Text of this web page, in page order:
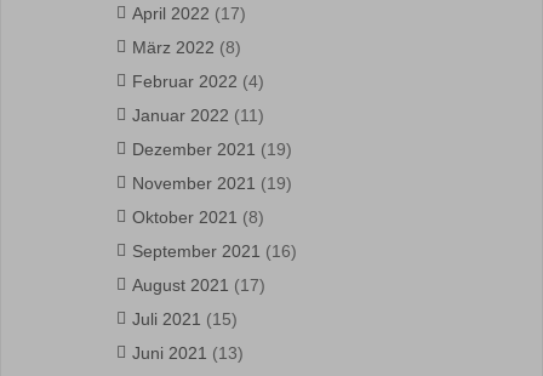
April 2022 (17)
März 2022 (8)
Februar 2022 (4)
Januar 2022 (11)
Dezember 2021 (19)
November 2021 (19)
Oktober 2021 (8)
September 2021 (16)
August 2021 (17)
Juli 2021 (15)
Juni 2021 (13)